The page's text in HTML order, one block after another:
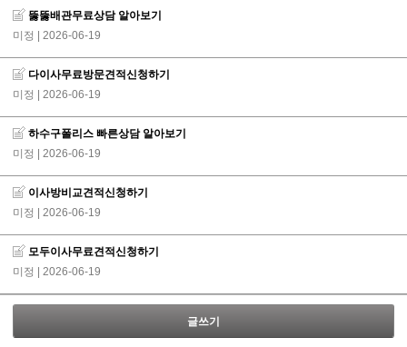
뚫뚫배관무료상담 알아보기
미정 | 2026-06-19
다이사무료방문견적신청하기
미정 | 2026-06-19
하수구폴리스 빠른상담 알아보기
미정 | 2026-06-19
이사방비교견적신청하기
미정 | 2026-06-19
모두이사무료견적신청하기
미정 | 2026-06-19
글쓰기